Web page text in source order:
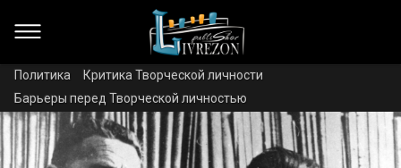
Политика
Критика Творческой личности
Барьеры перед Творческой личностью